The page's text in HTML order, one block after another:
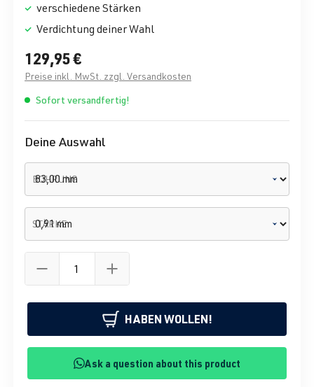
verschiedene Stärken
Verdichtung deiner Wahl
129,95 €
Preise inkl. MwSt. zzgl. Versandkosten
Sofort versandfertig!
Deine Auswahl
BOHRUNG
STÄRKE
HABEN WOLLEN!
Ask a question about this product